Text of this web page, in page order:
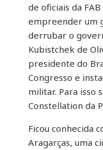
de oficiais da
empreender um
derrubar o
Kubistchek de
presidente do
Congresso e
militar. Para isso
Constellation da
Ficou conhecida
Aragarças, uma